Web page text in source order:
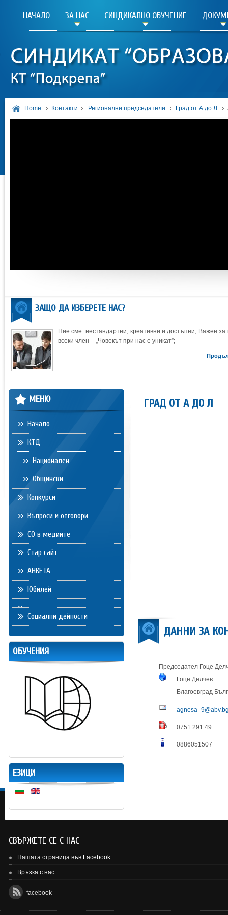
НАЧАЛО ЗА НАС СИНДИКАЛНО ОБУЧЕНИЕ
Home Контакти Регионални председатели Град от А до Л
ЗАЩО ДА ИЗБЕРЕТЕ НАС?
Ние сме нестандартни, креативни и достъпни; Важен за
всеки член – „Човекът при нас е уникат”;
ГРАД ОТ А ДО Л
ДАННИ ЗА
Председател Гоце
Гоце Делчев
Благоевград
0751 291 49
0886051507
МЕНЮ
Начало
КТД
Национален
Общински
Конкурси
Въпроси и отговори
СО в медиите
Стар сайт
АНКЕТА
Юбилей
Социални дейности
ОБУЧЕНИЯ
ЕЗИЦИ
СВЪРЖЕТЕ СЕ С НАС
Нашата страница във Facebook
Връзка с нас
facebook